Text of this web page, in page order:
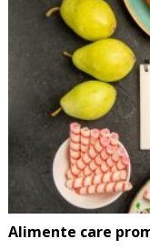
Alimente care